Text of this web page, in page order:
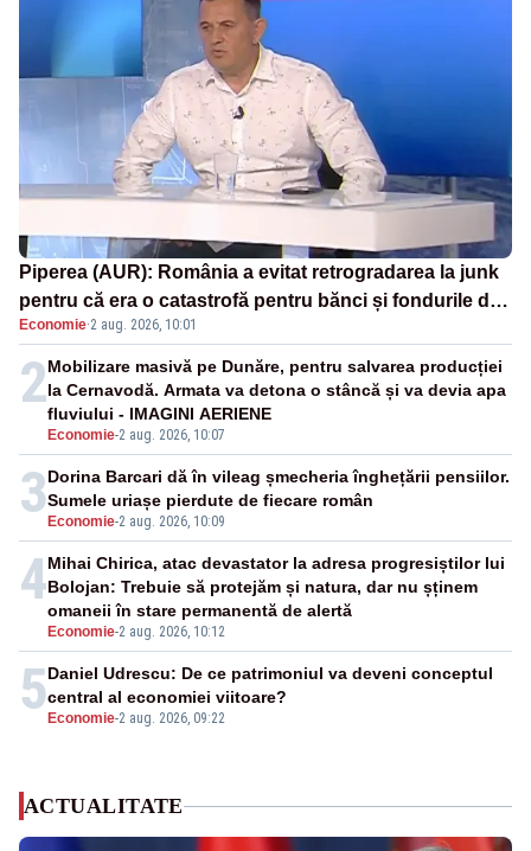
Piperea (AUR): România a evitat retrogradarea la junk
pentru că era o catastrofă pentru bănci și fondurile de
pensii
Economie·2 aug. 2026, 10:01
2
Economie-2 aug. 2026, 10:07
Mobilizare masivă pe Dunăre, pentru salvarea producției
la Cernavodă. Armata va detona o stâncă și va devia apa
fluviului - IMAGINI AERIENE
3 Economie-2 aug. 2026, 10:09
Dorina Barcari dă în vileag șmecheria înghețării pensiilor.
Sumele uriașe pierdute de fiecare român
4
Economie-2 aug. 2026, 10:12
Mihai Chirica, atac devastator la adresa progresiștilor lui
Bolojan: Trebuie să protejăm și natura, dar nu șținem
omaneii în stare permanentă de alertă
5 Economie-2 aug. 2026, 09:22
Daniel Udrescu: De ce patrimoniul va deveni conceptul
central al economiei viitoare?
ACTUALITATE